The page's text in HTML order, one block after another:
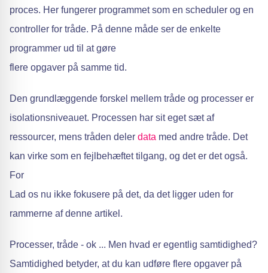
proces. Her fungerer programmet som en scheduler og en
controller for tråde. På denne måde ser de enkelte
programmer ud til at gøre
flere opgaver på samme tid.
Den grundlæggende forskel mellem tråde og processer er
isolationsniveauet. Processen har sit eget sæt af
ressourcer, mens tråden deler data med andre tråde. Det
kan virke som en fejlbehæftet tilgang, og det er det også.
For
Lad os nu ikke fokusere på det, da det ligger uden for
rammerne af denne artikel.
Processer, tråde - ok ... Men hvad er egentlig samtidighed?
Samtidighed betyder, at du kan udføre flere opgaver på